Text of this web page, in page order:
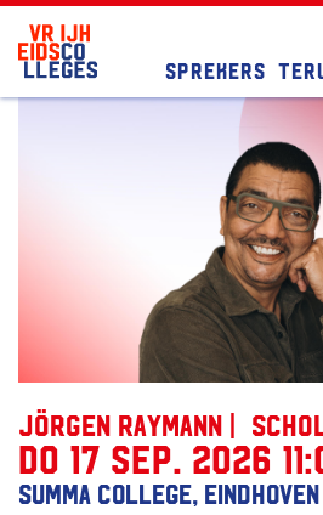
Sprekers
Jörgen Raymann |
do 17 sep. 2026
Summa College, Eindhoven